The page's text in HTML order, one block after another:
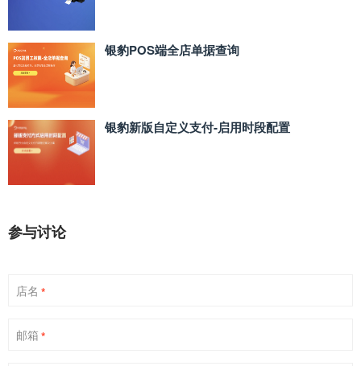
银豹POS端全店单据查询
银豹新版自定义支付‑启用时段配置
参与讨论
店名 *
邮箱 *